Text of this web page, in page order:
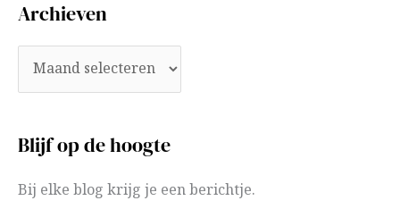
Archieven
Blijf op de hoogte
Bij elke blog krijg je een berichtje.